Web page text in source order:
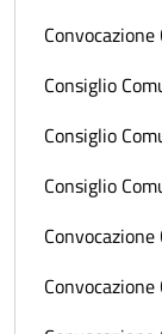
Consiglio
Consiglio
Consiglio